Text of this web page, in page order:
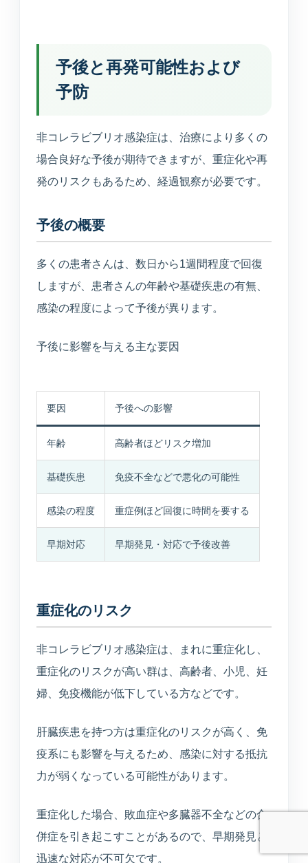
予後と再発可能性および
予防
非コレラビブリオ感染症は、治療により多くの
場合良好な予後が期待できますが、重症化や再
発のリスクもあるため、経過観察が必要です。
予後の概要
多くの患者さんは、数日から1週間程度で回復
しますが、患者さんの年齢や基礎疾患の有無、
感染の程度によって予後が異ります。
予後に影響を与える主な要因
要因 予後への影響
年齢 高齢者ほどリスク増加
基礎疾患 免疫不全などで悪化の可能性
感染の程度 重症例ほど回復に時間を要する
早期対応 早期発見・対応で予後改善
重症化のリスク
非コレラビブリオ感染症は、まれに重症化し、
重症化のリスクが高い群は、高齢者、小児、妊
婦、免疫機能が低下している方などです。
肝臓疾患を持つ方は重症化のリスクが高く、免
疫系にも影響を与えるため、感染に対する抵抗
力が弱くなっている可能性があります。
重症化した場合、敗血症や多臓器不全などの合
併症を引き起こすことがあるので、早期発見と
迅速な対応が不可欠です。
MARUOKA AI GUIDE
まるおかAI案内
予約先、診療時間、受診科、美容や介
護の窓口をすぐご案内します。
こんにちは。予約ページ、電話番号、診
目安をご案内できます。
予約ページはどこ？ 今やってる？ 美容の問い合わせ先は？
送信